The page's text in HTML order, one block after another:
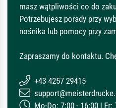
masz wątpliwości co do
Potrzebujesz porady przy
nośnika lub pomocy przy
Zapraszamy do kontaktu.
+43 4257 29415
Mo-Do: 7:00 - 16:00 | Fr: